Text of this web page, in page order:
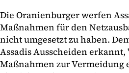
Die Oranienburger werfen
Maßnahmen für den
nicht umgesetzt zu haben.
Assadis Ausscheiden
Maßnahmen zur Vermeidung